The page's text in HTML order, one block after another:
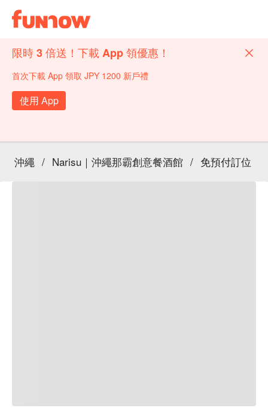
限時 3 倍送！下載 App 領優惠！
首次下載 App 領取 JPY 1200 新戶禮
使用 App
沖繩 / Narisu｜沖繩那霸創意餐酒館 / 免預付訂位